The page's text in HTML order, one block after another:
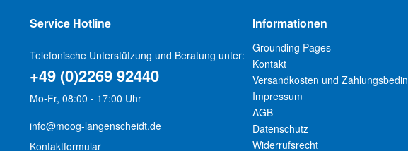
Service Hotline
Telefonische Unterstützung und Beratung unter:
+49 (0)2269 92440
Mo-Fr, 08:00 - 17:00 Uhr
info@moog-langenscheidt.de
Kontaktformular
Informationen
Grounding Pages
Kontakt
Versandkosten und
Impressum
AGB
Datenschutz
Widerrufsrecht